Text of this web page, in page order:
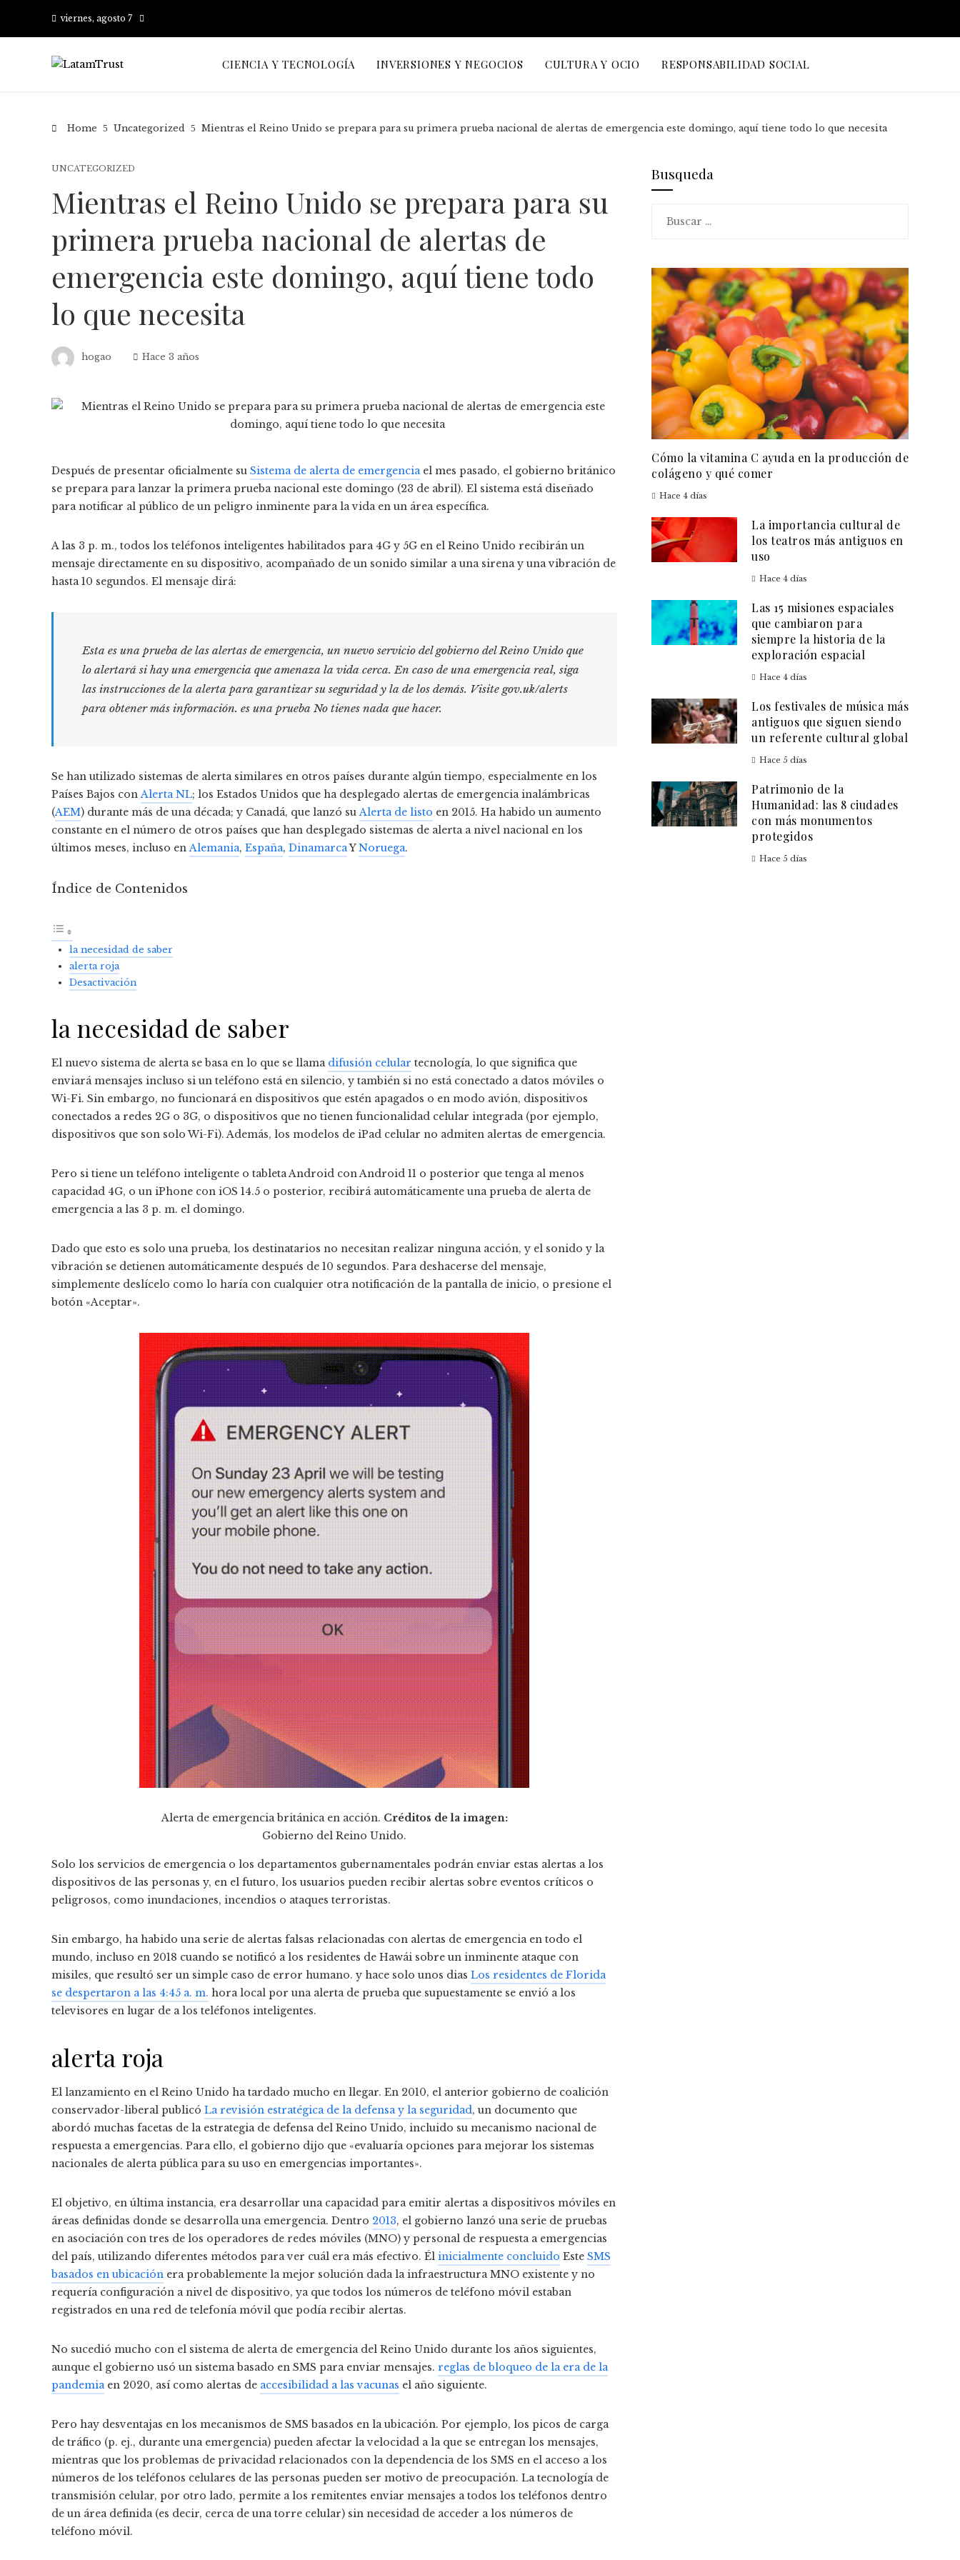
viernes, agosto 7
CIENCIA Y TECNOLOGÍA INVERSIONES Y NEGOCIOS CULTURA Y OCIO RESPONSABILIDAD SOCIAL
Home Uncategorized Mientras el Reino Unido se prepara para su primera prueba nacional de alertas de emergencia este domingo, aquí tiene todo lo que necesita
UNCATEGORIZED
Mientras el Reino Unido se prepara para su
primera prueba nacional de alertas de
emergencia este domingo, aquí tiene todo
lo que necesita
hogao Hace 3 años
Después de presentar oficialmente su Sistema de alerta de emergenciael mes pasado, el gobierno británico
se prepara para lanzar la primera prueba nacional este domingo (23 de abril). El sistema está diseñado
para notificar al público de un peligro inminente para la vida en un área específica.
A las 3 p. m., todos los teléfonos inteligentes habilitados para 4G y 5G en el Reino Unido recibirán un
mensaje directamente en su dispositivo, acompañado de un sonido similar a una sirena y una vibración de
hasta 10 segundos. El mensaje dirá:
Esta es una prueba de las alertas de emergencia, un nuevo servicio del gobierno del Reino Unido que
lo alertará si hay una emergencia que amenaza la vida cerca. En caso de una emergencia real, siga
las instrucciones de la alerta para garantizar su seguridad y la de los demás. Visite gov.uk/alerts
para obtener más información. es una prueba No tienes nada que hacer.
Se han utilizado sistemas de alerta similares en otros países durante algún tiempo, especialmente en los
Países Bajos conAlerta NL; los Estados Unidos que ha desplegado alertas de emergencia inalámbricas
(AEM) durante más de una década; y Canadá, que lanzó suAlerta de listo en 2015. Ha habido un aumento
constante en el número de otros países que han desplegado sistemas de alerta a nivel nacional en los
últimos meses, incluso enAlemania, España, DinamarcaYNoruega.
Índice de Contenidos
la necesidad de saber
alerta roja
Desactivación
la necesidad de saber
El nuevo sistema de alerta se basa en lo que se llama difusión celular tecnología, lo que significa que
enviará mensajes incluso si un teléfono está en silencio, y también si no está conectado a datos móviles o
Wi-Fi. Sin embargo, no funcionará en dispositivos que estén apagados o en modo avión, dispositivos
conectados a redes 2G o 3G, o dispositivos que no tienen funcionalidad celular integrada (por ejemplo,
dispositivos que son solo Wi-Fi). Además, los modelos de iPad celular no admiten alertas de emergencia.
Pero si tiene un teléfono inteligente o tableta Android con Android 11 o posterior que tenga al menos
capacidad 4G, o un iPhone con iOS 14.5 o posterior, recibirá automáticamente una prueba de alerta de
emergencia a las 3 p. m. el domingo.
Dado que esto es solo una prueba, los destinatarios no necesitan realizar ninguna acción, y el sonido y la
vibración se detienen automáticamente después de 10 segundos. Para deshacerse del mensaje,
simplemente deslícelo como lo haría con cualquier otra notificación de la pantalla de inicio, o presione el
botón «Aceptar».
Alerta de emergencia británica en acción. Créditos de la imagen:
Gobierno del Reino Unido.
Solo los servicios de emergencia o los departamentos gubernamentales podrán enviar estas alertas a los
dispositivos de las personas y, en el futuro, los usuarios pueden recibir alertas sobre eventos críticos o
peligrosos, como inundaciones, incendios o ataques terroristas.
Sin embargo, ha habido una serie de alertas falsas relacionadas con alertas de emergencia en todo el
mundo, incluso en 2018 cuando se notificó a los residentes de Hawái sobre un inminente ataque con
misiles, que resultó ser un simple caso de error humano. y hace solo unos dias Los residentes de Florida
se despertaron a las 4:45 a. m. hora local por una alerta de prueba que supuestamente se envió a los
televisores en lugar de a los teléfonos inteligentes.
alerta roja
El lanzamiento en el Reino Unido ha tardado mucho en llegar. En 2010, el anterior gobierno de coalición
conservador-liberal publicó La revisión estratégica de la defensa y la seguridad, un documento que
abordó muchas facetas de la estrategia de defensa del Reino Unido, incluido su mecanismo nacional de
respuesta a emergencias. Para ello, el gobierno dijo que «evaluaría opciones para mejorar los sistemas
nacionales de alerta pública para su uso en emergencias importantes».
El objetivo, en última instancia, era desarrollar una capacidad para emitir alertas a dispositivos móviles en
áreas definidas donde se desarrolla una emergencia. Dentro 2013, el gobierno lanzó una serie de pruebas
en asociación con tres de los operadores de redes móviles (MNO) y personal de respuesta a emergencias
del país, utilizando diferentes métodos para ver cuál era más efectivo. Él inicialmente concluido Este SMS
basados ​​en ubicación era probablemente la mejor solución dada la infraestructura MNO existente y no
requería configuración a nivel de dispositivo, ya que todos los números de teléfono móvil estaban
registrados en una red de telefonía móvil que podía recibir alertas.
No sucedió mucho con el sistema de alerta de emergencia del Reino Unido durante los años siguientes,
aunque el gobierno usó un sistema basado en SMS para enviar mensajes. reglas de bloqueo de la era de la
pandemiaen 2020, así como alertas de accesibilidad a las vacunas el año siguiente.
Pero hay desventajas en los mecanismos de SMS basados ​​en la ubicación. Por ejemplo, los picos de carga
de tráfico (p. ej., durante una emergencia) pueden afectar la velocidad a la que se entregan los mensajes,
mientras que los problemas de privacidad relacionados con la dependencia de los SMS en el acceso a los
números de los teléfonos celulares de las personas pueden ser motivo de preocupación. La tecnología de
transmisión celular, por otro lado, permite a los remitentes enviar mensajes a todos los teléfonos dentro
de un área definida (es decir, cerca de una torre celular) sin necesidad de acceder a los números de
teléfono móvil.
Busqueda
Cómo la vitamina C ayuda en la producción de
colágeno y qué comer
Hace 4 días
La importancia cultural de
los teatros más antiguos en
uso
Hace 4 días
Las 15 misiones espaciales
que cambiaron para
siempre la historia de la
exploración espacial
Hace 4 días
Los festivales de música más
antiguos que siguen siendo
un referente cultural global
Hace 5 días
Patrimonio de la
Humanidad: las 8 ciudades
con más monumentos
protegidos
Hace 5 días